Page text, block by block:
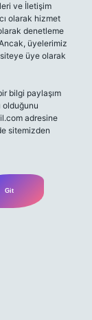
ve İletişim
olarak hizmet
denetleme
üyelerimiz
üye olarak
bilgi paylaşım
olduğunu
adresine
sitemizden